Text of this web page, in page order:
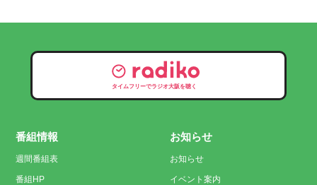
タイムフリーでラジオ大阪を聴く
番組情報
週間番組表
番組HP
お知らせ
お知らせ
イベント案内